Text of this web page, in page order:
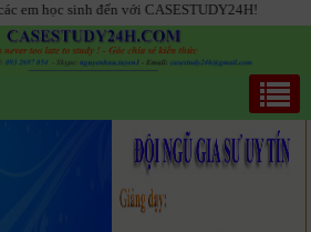
học sinh đến với CASESTUDY24H!